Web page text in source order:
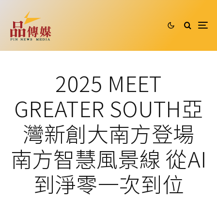
2025 MEET
GREATER SOUTH亞
灣新創大南方登場
南方智慧風景線 從AI
到淨零一次到位